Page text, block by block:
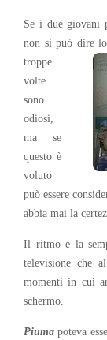
Se i due giovani
non si può dire
troppe
volte
sono
odiosi,
ma se
questo è
voluto
può essere
abbia mai la
Il ritmo e la
televisione che
momenti in cui
schermo.
Piuma poteva